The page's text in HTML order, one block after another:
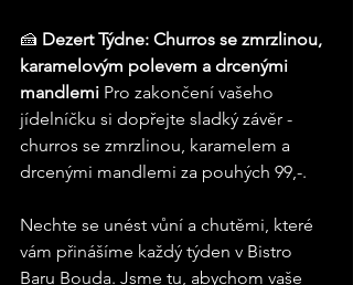
🍰 Dezert Týdne: Churros se zmrzlinou,
karamelovým polevem a drcenými
mandlemi Pro zakončení vašeho
jídelníčku si dopřejte sladký závěr -
churros se zmrzlinou, karamelem a
drcenými mandlemi za pouhých 99,-.
Nechte se unést vůní a chutěmi, které
vám přinášíme každý týden v Bistro
Baru Bouda. Jsme tu, abychom vaše